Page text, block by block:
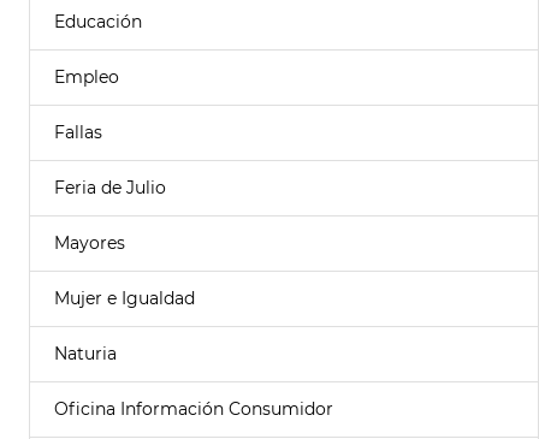
Educación
Empleo
Fallas
Feria de Julio
Mayores
Mujer e Igualdad
Naturia
Oficina Información Consumidor